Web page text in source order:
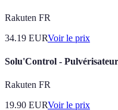
Rakuten FR
34.19 EURVoir le prix
Solu'Control -
Rakuten FR
19.90 EURVoir le prix